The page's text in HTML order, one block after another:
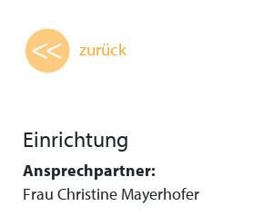
zurück
Einrichtung
Ansprechpartner:
Frau Christine Mayerhofer